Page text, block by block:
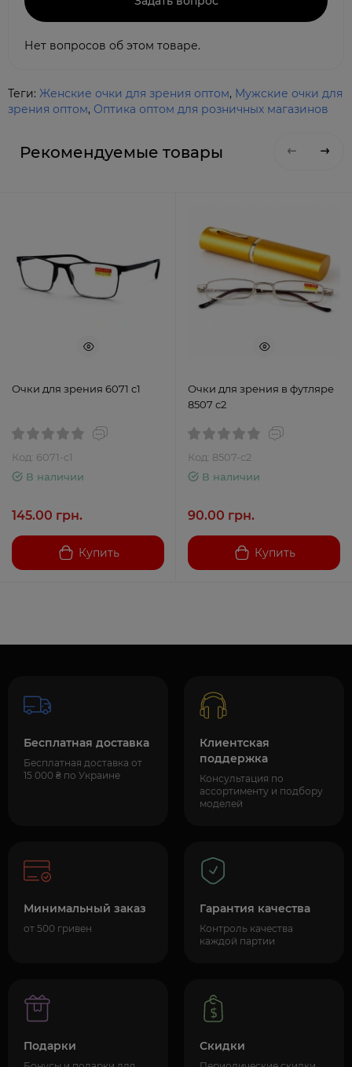
Нет вопросов об этом товаре.
Теги: Женские очки для зрения оптом, Мужские очки для
зрения оптом, Оптика оптом для розничных магазинов
Рекомендуемые товары
Очки для зрения 6071 c1
Код: 6071-c1
В наличии
145.00 грн.
Купить
Очки для зрения в футляре
8507 c2
Код: 8507-с2
В наличии
90.00 грн.
Купить
Бесплатная доставка
Бесплатная доставка от
15 000 ₴ по Украине
Клиентская
поддержка
Консультация по
ассортименту и подбору
моделей
Минимальный заказ
от 500 гривен
Гарантия качества
Контроль качества
каждой партии
Подарки Скидки